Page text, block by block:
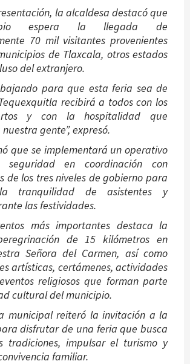
la alcaldesa destacó que
espera la llegada de
70 mil visitantes provenientes
de Tlaxcala, otros estados
del extranjero.
para que esta feria sea de
recibirá a todos con los
y con la hospitalidad que
gente”, expresó.
que se implementará un operativo
seguridad en coordinación con
de los tres niveles de gobierno para
tranquilidad de asistentes y
las festividades.
más importantes destaca la
de 15 kilómetros en
Señora del Carmen, así como
artísticas, certámenes, actividades
religiosos que forman parte
cultural del municipio.
municipal reiteró la invitación a la
disfrutar de una feria que busca
tradiciones, impulsar el turismo y
familiar.